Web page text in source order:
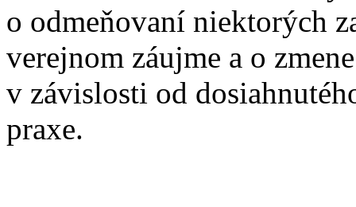
o odmeňovaní niektorých
verejnom záujme a o
v závislosti od
praxe.